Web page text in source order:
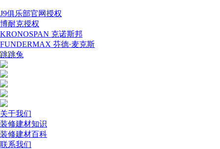
J9俱乐部官网授权
博耐克授权
KRONOSPAN 克诺斯邦
FUNDERMAX 芬德·麦克斯
跳跳兔
关于我们
装修建材知识
装修建材百科
联系我们